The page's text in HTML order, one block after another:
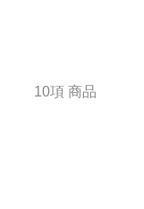
10項 商品